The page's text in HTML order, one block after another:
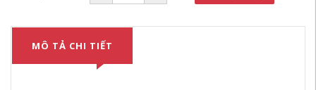
MÔ TẢ CHI TIẾT